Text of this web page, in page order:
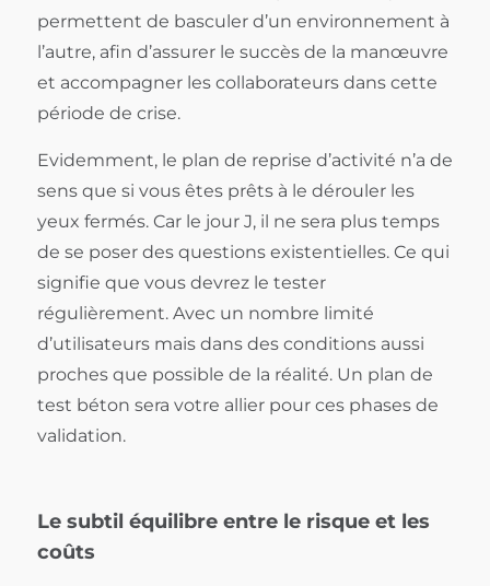
permettent de basculer d’un environnement à
l’autre, afin d’assurer le succès de la manœuvre
et accompagner les collaborateurs dans cette
période de crise.
Evidemment, le plan de reprise d’activité n’a de
sens que si vous êtes prêts à le dérouler les
yeux fermés. Car le jour J, il ne sera plus temps
de se poser des questions existentielles. Ce qui
signifie que vous devrez le tester
régulièrement. Avec un nombre limité
d’utilisateurs mais dans des conditions aussi
proches que possible de la réalité. Un plan de
test béton sera votre allier pour ces phases de
validation.
Le subtil équilibre entre le risque et les
coûts